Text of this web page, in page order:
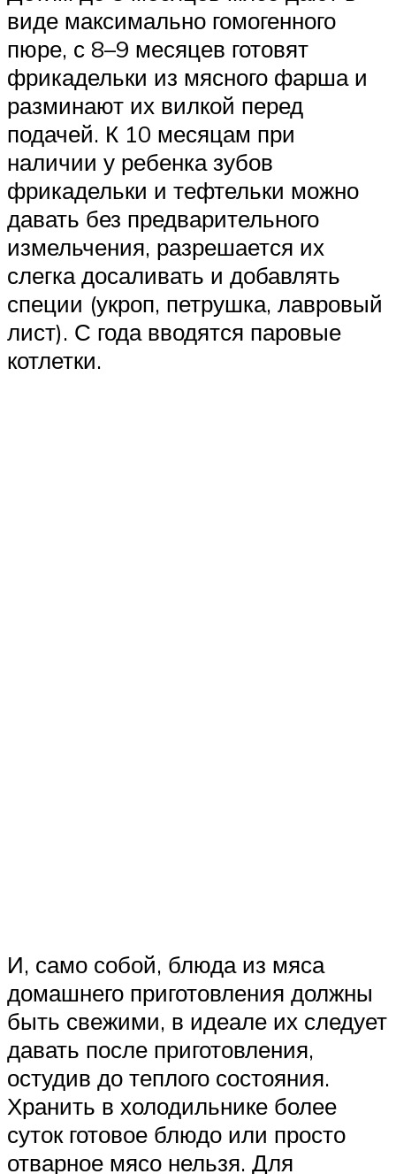
виде максимально гомогенного
пюре, с 8–9 месяцев готовят
фрикадельки из мясного фарша и
разминают их вилкой перед
подачей. К 10 месяцам при
наличии у ребенка зубов
фрикадельки и тефтельки можно
давать без предварительного
измельчения, разрешается их
слегка досаливать и добавлять
специи (укроп, петрушка, лавровый
лист). С года вводятся паровые
котлетки.
И, само собой, блюда из мяса
домашнего приготовления должны
быть свежими, в идеале их следует
давать после приготовления,
остудив до теплого состояния.
Хранить в холодильнике более
суток готовое блюдо или просто
отварное мясо нельзя. Для